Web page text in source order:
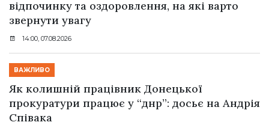
відпочинку та оздоровлення, на які варто
звернути увагу
14:00, 07.08.2026
ВАЖЛИВО
Як колишній працівник Донецької
прокуратури працює у “днр”: досьє на Андрія
Співака